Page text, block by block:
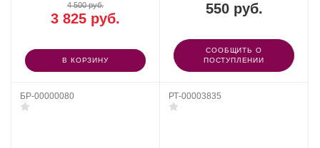
3 825 руб.
4 500 руб.
В КОРЗИНУ
550 руб.
СООБЩИТЬ О
ПОСТУПЛЕНИИ
БР-00000080 РТ-00003835